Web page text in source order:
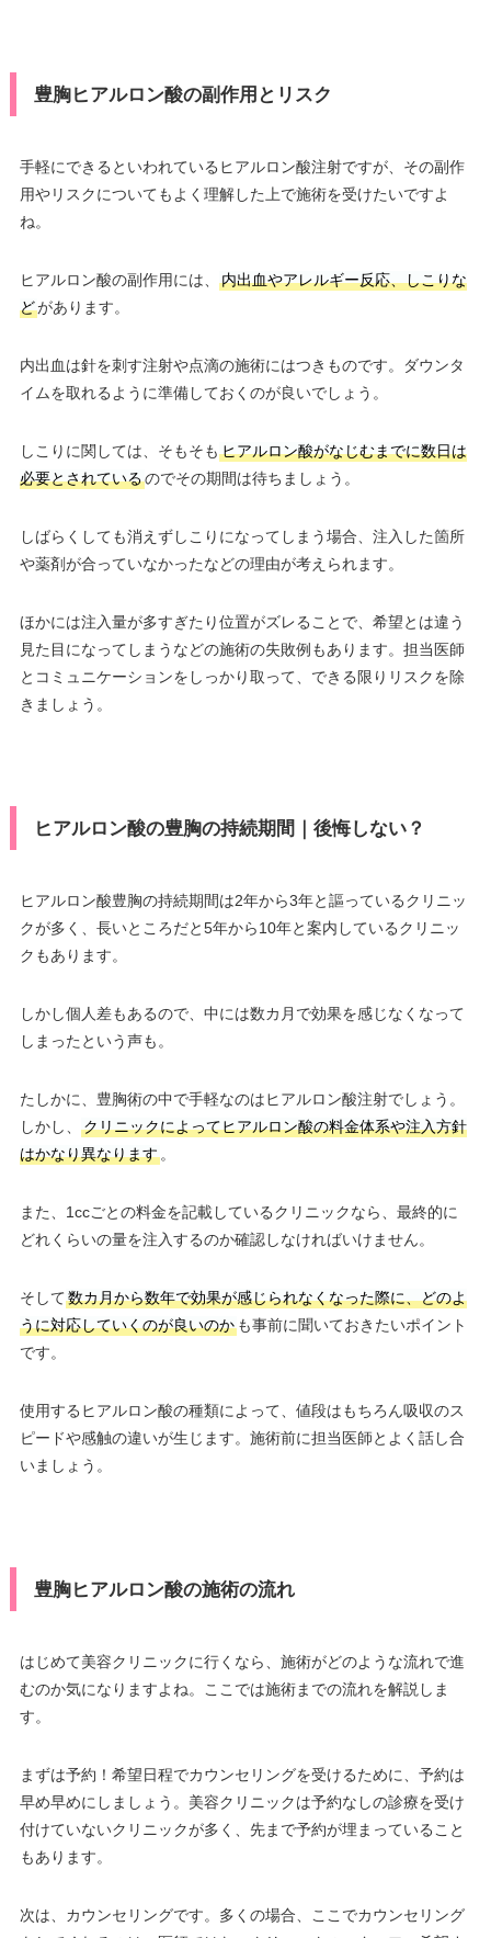
豊胸ヒアルロン酸の副作用とリスク
手軽にできるといわれているヒアルロン酸注射ですが、その副作
用やリスクについてもよく理解した上で施術を受けたいですよ
ね。
ヒアルロン酸の副作用には、
内出血やアレルギー反応、しこりな
どがあります。
内出血は針を刺す注射や点滴の施術にはつきものです。ダウンタ
イムを取れるように準備しておくのが良いでしょう。
しこりに関しては、そもそも ヒアルロン酸がなじむまでに数日は
必要とされているのでその期間は待ちましょう。
しばらくしても消えずしこりになってしまう場合、注入した箇所
や薬剤が合っていなかったなどの理由が考えられます。
ほかには注入量が多すぎたり位置がズレることで、希望とは違う
見た目になってしまうなどの施術の失敗例もあります。担当医師
とコミュニケーションをしっかり取って、できる限りリスクを除
きましょう。
ヒアルロン酸の豊胸の持続期間｜後悔しない？
ヒアルロン酸豊胸の持続期間は2年から3年と謳っているクリニッ
クが多く、長いところだと5年から10年と案内しているクリニッ
クもあります。
しかし個人差もあるので、中には数カ月で効果を感じなくなって
しまったという声も。
たしかに、豊胸術の中で手軽なのはヒアルロン酸注射でしょう。
しかし、
クリニックによってヒアルロン酸の料金体系や注入方針
はかなり異なります。
また、1ccごとの料金を記載しているクリニックなら、最終的に
どれくらいの量を注入するのか確認しなければいけません。
そして数カ月から数年で効果が感じられなくなった際に、どのよ
うに対応していくのが良いのかも事前に聞いておきたいポイント
です。
使用するヒアルロン酸の種類によって、値段はもちろん吸収のス
ピードや感触の違いが生じます。施術前に担当医師とよく話し合
いましょう。
豊胸ヒアルロン酸の施術の流れ
はじめて美容クリニックに行くなら、施術がどのような流れで進
むのか気になりますよね。ここでは施術までの流れを解説しま
す。
まずは予約！希望日程でカウンセリングを受けるために、予約は
早め早めにしましょう。美容クリニックは予約なしの診療を受け
付けていないクリニックが多く、先まで予約が埋まっていること
もあります。
次は、カウンセリングです。多くの場合、ここでカウンセリング